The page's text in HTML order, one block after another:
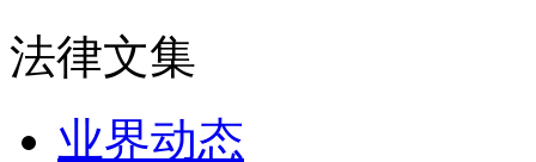
法律文集
业界动态